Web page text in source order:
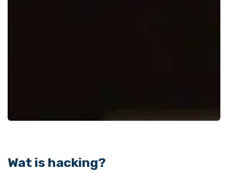
Wat is hacking?